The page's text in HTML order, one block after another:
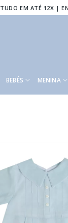
TUDO EM ATÉ 12X |
BEBÊS MENINA